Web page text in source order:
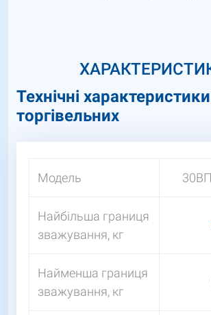
Технічні
торгівельних
Модель
Найбільша границя
зважування, кг
Найменша границя
зважування, кг